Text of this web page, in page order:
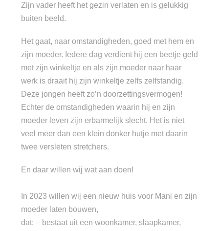
Zijn vader heeft het gezin verlaten en is gelukkig
buiten beeld.
Het gaat, naar omstandigheden, goed met hem en
zijn moeder. Iedere dag verdient hij een beetje geld
met zijn winkeltje en als zijn moeder naar haar
werk is draait hij zijn winkeltje zelfs zelfstandig.
Deze jongen heeft zo’n doorzettingsvermogen!
Echter de omstandigheden waarin hij en zijn
moeder leven zijn erbarmelijk slecht. Het is niet
veel meer dan een klein donker hutje met daarin
twee versleten stretchers.
En daar willen wij wat aan doen!
In 2023 willen wij een nieuw huis voor Mani en zijn
moeder laten bouwen,
dat: – bestaat uit een woonkamer, slaapkamer,